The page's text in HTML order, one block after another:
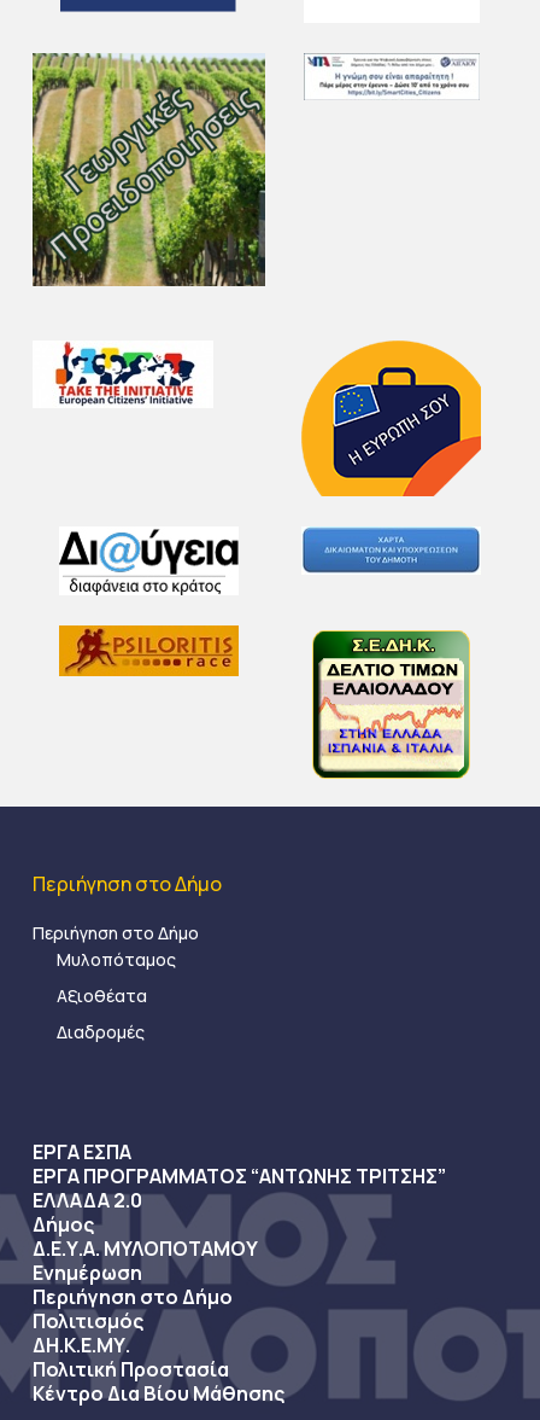
Περιήγηση στο Δήμο
Περιήγηση στο Δήμο
Μυλοπόταμος
Αξιοθέατα
Διαδρομές
ΕΡΓΑ ΕΣΠΑ
ΕΡΓΑ ΠΡΟΓΡΑΜΜΑΤΟΣ “ΑΝΤΩΝΗΣ ΤΡΙΤΣΗΣ”
ΕΛΛΑΔΑ 2.0
Δήμος
Δ.Ε.Υ.Α. ΜΥΛΟΠΟΤΑΜΟΥ
Ενημέρωση
Περιήγηση στο Δήμο
Πολιτισμός
ΔΗ.Κ.Ε.ΜΥ.
Πολιτική Προστασία
Κέντρο Δια Βίου Μάθησης